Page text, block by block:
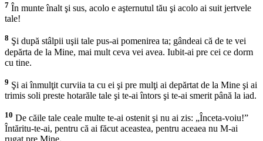
7 În munte înalt şi sus, acolo e aşternutul tău şi acolo ai suit jertvele
tale!
8 Şi după stâlpii uşii tale pus-ai pomenirea ta; gândeai că de te vei
depărta de la Mine, mai mult ceva vei avea. Iubit-ai pre cei ce dorm
cu tine.
9 Şi ai înmulţit curviia ta cu ei şi pre mulţi ai depărtat de la Mine şi ai
trimis soli preste hotarăle tale şi te-ai întors şi te-ai smerit până la iad.
10 De căile tale ceale multe te-ai ostenit şi nu ai zis: „Înceta-voiu!”
Întăritu-te-ai, pentru că ai făcut aceastea, pentru aceaea nu M-ai